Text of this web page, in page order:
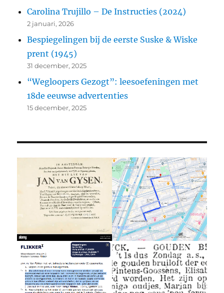
Carolina Trujillo – De Instructies (2024)
2 januari, 2026
Bespiegelingen bij de eerste Suske & Wiske
prent (1945)
31 december, 2025
“Wegloopers Gezogt”: leesoefeningen met
18de eeuwse advertenties
15 december, 2025